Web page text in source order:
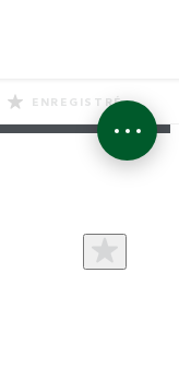
ENREGISTRÉ